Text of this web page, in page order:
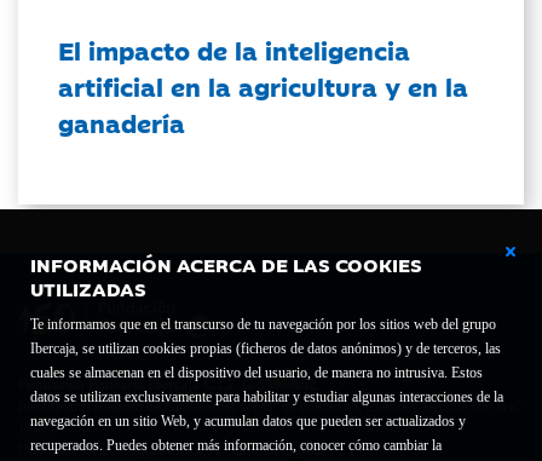
INFORMACIÓN ACERCA DE LAS COOKIES
UTILIZADAS
Te informamos que en el transcurso de tu navegación por los sitios web del grupo
Ibercaja, se utilizan cookies propias (ficheros de datos anónimos) y de terceros, las
cuales se almacenan en el dispositivo del usuario, de manera no intrusiva. Estos
datos se utilizan exclusivamente para habilitar y estudiar algunas interacciones de la
navegación en un sitio Web, y acumulan datos que pueden ser actualizados y
recuperados. Puedes obtener más información, conocer cómo cambiar la
El impacto de la inteligencia
artificial en la agricultura y en la
ganadería
Fundación Bancaria Ibercaja C.I.F. G-50000652.
Inscrita en el Registro de Fundaciones del Mº de Educación, Cultura y Deporte con el nº
1689.
Domicilio social: Joaquín Costa, 13. 50001 Zaragoza.